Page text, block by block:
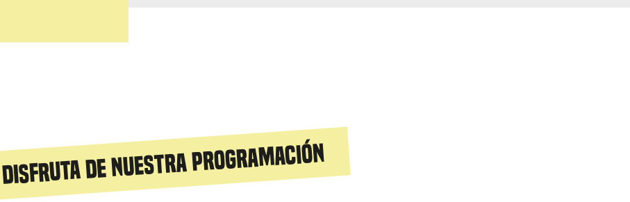
Disfruta de nuestra programación